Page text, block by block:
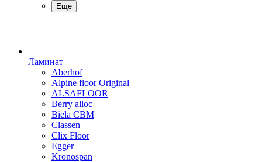
Еще
Ламинат
Aberhof
Alpine floor Original
ALSAFLOOR
Berry alloc
Biela CBM
Classen
Clix Floor
Egger
Kronospan